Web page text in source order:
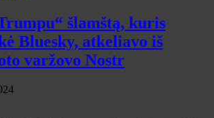
šlamštą, kuris
Bluesky, atkeliavo iš
varžovo Nostr